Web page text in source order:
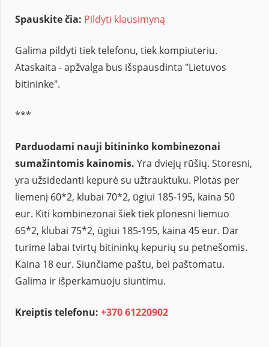
Spauskite čia: Pildyti klausimyną
Galima pildyti tiek telefonu, tiek kompiuteriu.
Ataskaita - apžvalga bus išspausdinta "Lietuvos
bitininke".
***
Parduodami nauji bitininko kombinezonai
sumažintomis kainomis. Yra dviejų rūšių. Storesni,
yra užsidedanti kepurė su užtrauktuku. Plotas per
liemenį 60*2, klubai 70*2, ūgiui 185-195, kaina 50
eur. Kiti kombinezonai šiek tiek plonesni liemuo
65*2, klubai 75*2, ūgiui 185-195, kaina 45 eur. Dar
turime labai tvirtų bitininkų kepurių su petnešomis.
Kaina 18 eur. Siunčiame paštu, bei paštomatu.
Galima ir išperkamuoju siuntimu.
Kreiptis telefonu: +370 61220902